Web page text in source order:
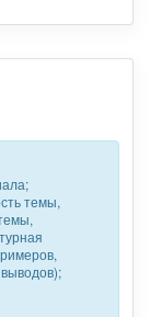
темы,